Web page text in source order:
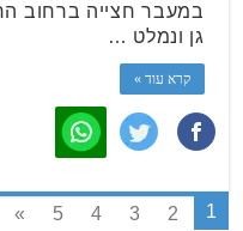
במעבר חצייה ברחוב
גן ונמלט …
קרא עוד »
1
2
3
4
5
»